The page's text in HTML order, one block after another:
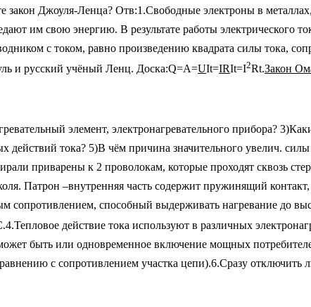
Джоуля-Ленца? Отв:1.Свободные электроны в
им свою энергию. В результате работы электрического
с током, равно произведению квадрата силы тока,
и русский учёный Ленц. Доска:Q=A=UIt=IRIt=I2Rt.Закон
элемент, электронагревательного прибора?
тока? 5)В чём причина значительного увелич. силы
приварены к 2 проволокам, которые проходят сквозь
Патрон –внутренняя часть содержит пружинящий
способный выдерживать нагревание до
действие тока используют в различных
быть или одновременное включение мощных
с сопротивлением участка цепи).6.Сразу